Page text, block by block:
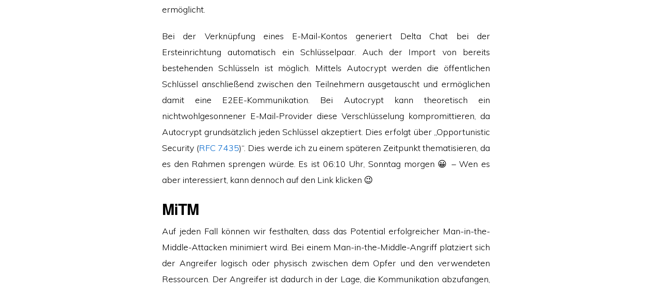
ermöglicht.
Bei der Verknüpfung eines E-Mail-Kontos generiert Delta Chat bei der
Ersteinrichtung automatisch ein Schlüsselpaar. Auch der Import von bereits
bestehenden Schlüsseln ist möglich. Mittels Autocrypt werden die öffentlichen
Schlüssel anschließend zwischen den Teilnehmern ausgetauscht und ermöglichen
damit eine E2EE-Kommunikation. Bei Autocrypt kann theoretisch ein
nichtwohlgesonnener E-Mail-Provider diese Verschlüsselung kompromittieren, da
Autocrypt grundsätzlich jeden Schlüssel akzeptiert. Dies erfolgt über „Opportunistic
Security (RFC 7435)“. Dies werde ich zu einem späteren Zeitpunkt thematisieren, da
es den Rahmen sprengen würde. Es ist 06:10 Uhr, Sonntag morgen 😀 – Wen es
aber interessiert, kann dennoch auf den Link klicken 😉
MiTM
Auf jeden Fall können wir festhalten, dass das Potential erfolgreicher Man-in-the-
Middle-Attacken minimiert wird. Bei einem Man-in-the-Middle-Angriff platziert sich
der Angreifer logisch oder physisch zwischen dem Opfer und den verwendeten
Ressourcen. Der Angreifer ist dadurch in der Lage, die Kommunikation abzufangen,